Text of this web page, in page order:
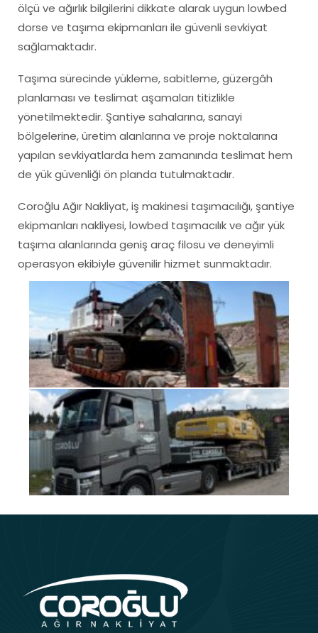
ölçü ve ağırlık bilgilerini dikkate alarak uygun lowbed
dorse ve taşıma ekipmanları ile güvenli sevkiyat
sağlamaktadır.
Taşıma sürecinde yükleme, sabitleme, güzergâh
planlaması ve teslimat aşamaları titizlikle
yönetilmektedir. Şantiye sahalarına, sanayi
bölgelerine, üretim alanlarına ve proje noktalarına
yapılan sevkiyatlarda hem zamanında teslimat hem
de yük güvenliği ön planda tutulmaktadır.
Coroğlu Ağır Nakliyat, iş makinesi taşımacılığı, şantiye
ekipmanları nakliyesi, lowbed taşımacılık ve ağır yük
taşıma alanlarında geniş araç filosu ve deneyimli
operasyon ekibiyle güvenilir hizmet sunmaktadır.